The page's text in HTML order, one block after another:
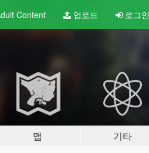
Content 업로드 로그인
맵 기타